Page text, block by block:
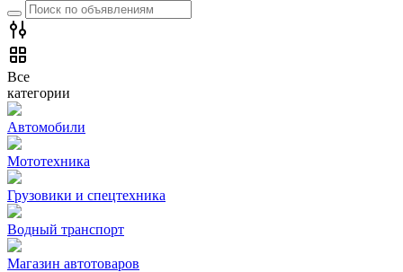
Все
категории
Автомобили
Мототехника
Грузовики и спецтехника
Водный транспорт
Магазин автотоваров